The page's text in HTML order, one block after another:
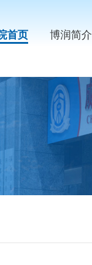
首页 博润简介